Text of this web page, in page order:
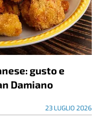
gusto e
Damiano
23 LUGLIO 2026